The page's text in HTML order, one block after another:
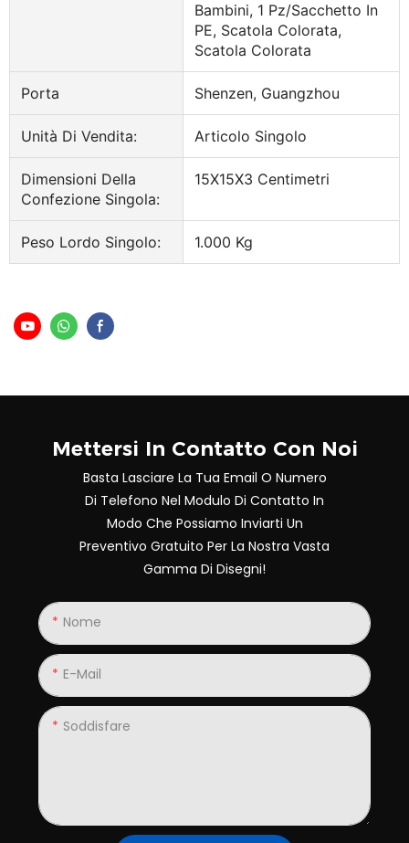
Bambini, 1 Pz/sacchetto In
PE, Scatola Colorata,
Scatola Colorata
Porta Shenzen, Guangzhou
Unità Di Vendita: Articolo Singolo
Dimensioni Della
Confezione Singola:
15X15X3 Centimetri
Peso Lordo Singolo: 1.000 Kg
Mettersi In Contatto Con Noi
Basta Lasciare La Tua Email O Numero
Di Telefono Nel Modulo Di Contatto In
Modo Che Possiamo Inviarti Un
Preventivo Gratuito Per La Nostra Vasta
Gamma Di Disegni!
Nome
E-Mail
Soddisfare